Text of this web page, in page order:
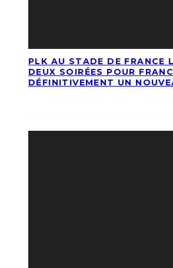
PLK AU STADE DE FRANCE
DEUX SOIRÉES POUR
DÉFINITIVEMENT UN